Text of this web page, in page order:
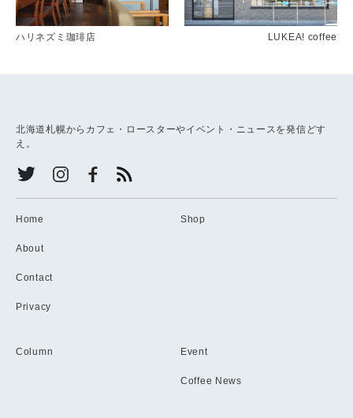
ハリネズミ珈琲店 LUKEA! coffee
北海道札幌からカフェ・ロースターやイベント・ニュースを発信どす
え。
Home
About
Contact
Privacy
Shop
Column Event
Coffee News